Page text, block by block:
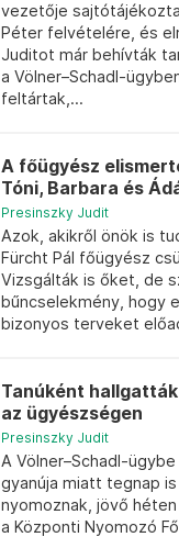
vezetője
Péter felvételére, és
Juditot már behívták
a Völner–Schadl-
feltártak,...
A főügyész
Tóni, Barbara és
Presinszky Judit
Azok, akikről önök is
Fürcht Pál főügyész
Vizsgálták is őket, de
bűncselekmény, hogy
bizonyos terveket
Tanúként
az ügyészségen
Presinszky Judit
A Völner–Schadl-
gyanúja miatt tegnap
nyomoznak, jövő
a Központi Nyomozó